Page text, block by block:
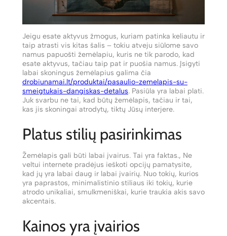
Jeigu esate aktyvus žmogus, kuriam patinka keliautu ir
taip atrasti vis kitas šalis – tokiu atveju siūlome savo
namus papuošti žemėlapiu, kuris ne tik parodo, kad
esate aktyvus, tačiau taip pat ir puošia namus. Įsigyti
labai skoningus žemėlapius galima čia
drobiunamai.lt/produktai/pasaulio-zemelapis-su-
smeigtukais-dangiskas-detalus. Pasiūla yra labai plati.
Juk svarbu ne tai, kad būtų žemėlapis, tačiau ir tai,
kas jis skoningai atrodytų, tiktų Jūsų interjere.
Platus stilių pasirinkimas
Žemėlapis gali būti labai įvairus. Tai yra faktas., Ne
veltui internete pradėjus ieškoti opcijų pamatysite,
kad jų yra labai daug ir labai įvairių. Nuo tokių, kurios
yra paprastos, minimalistinio stiliaus iki tokių, kurie
atrodo unikaliai, smulkmeniškai, kurie traukia akis savo
akcentais.
Kainos yra įvairios